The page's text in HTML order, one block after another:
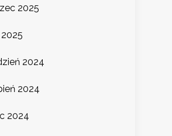
2025
2024
2024
2024